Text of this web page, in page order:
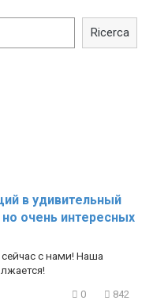
illusion - Pretty
Ricerca
в удивительный
очень интересных
с нами! Наша
0 842